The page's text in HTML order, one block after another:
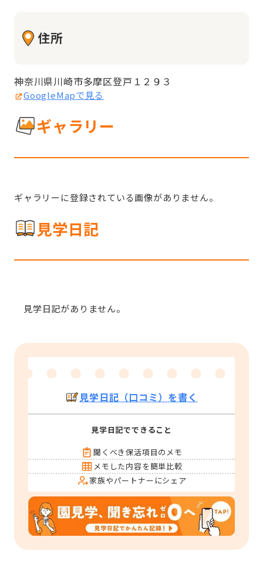
住所
神奈川県川崎市多摩区登戸１２９３
GoogleMapで見る
ギャラリー
ギャラリーに登録されている画像がありません。
見学日記
見学日記がありません。
見学日記（口コミ）を書く
見学日記でできること
聞くべき保活項目のメモ
メモした内容を簡単比較
家族やパートナーにシェア